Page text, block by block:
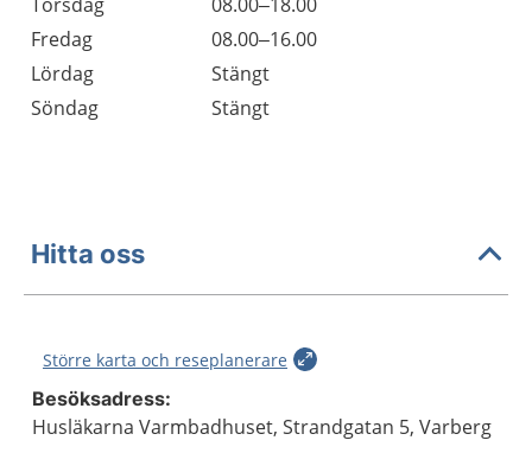
Fredag
08.00–16.00
Lördag
Stängt
Söndag
Stängt
Hitta oss
Större karta och reseplanerare
Besöksadress:
Husläkarna Varmbadhuset, Strandgatan 5, Varberg